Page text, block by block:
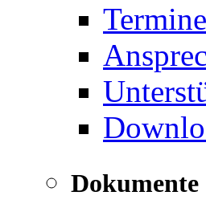
Termine
Dokumente